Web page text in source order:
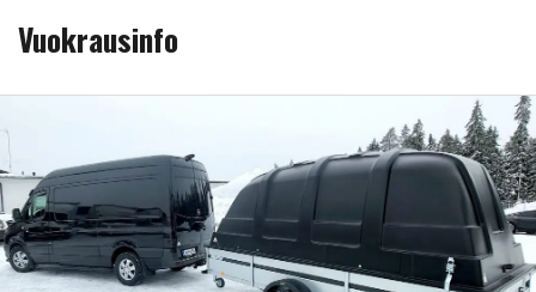
Vuokrausinfo